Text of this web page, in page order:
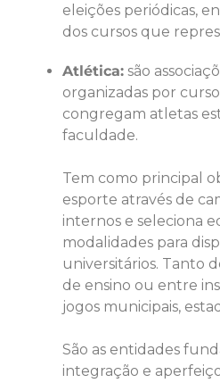
eleições periódicas,
dos cursos que
Atlética: são
organizadas por
congregam atletas
faculdade.
Tem como principal
esporte através de
internos e seleciona
modalidades para
universitários. Tanto
de ensino ou entre
jogos municipais,
São as entidades
integração e